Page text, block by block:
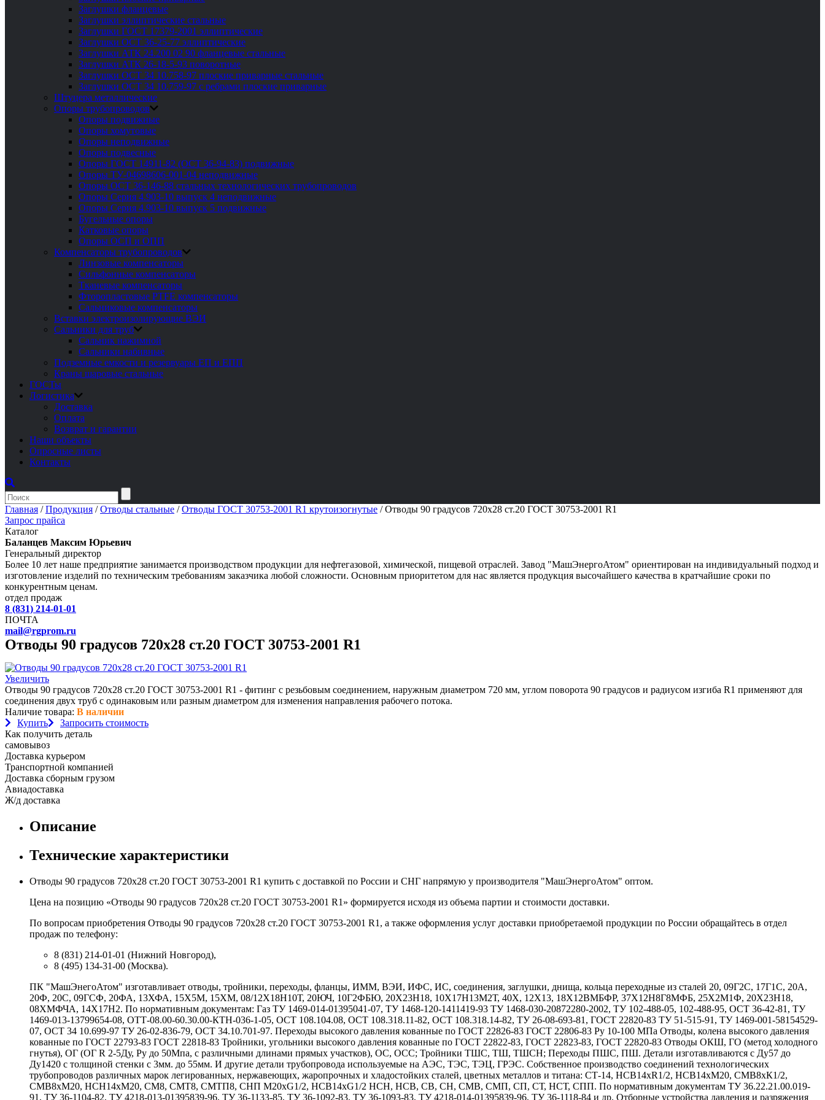
Заглушки фланцевые
Заглушки эллиптические стальные
Заглушки ГОСТ 17379-2001 эллиптические
Заглушки ОСТ 36-25-77 эллиптические
Заглушки АТК 24.200 02 90 фланцевые стальные
Заглушки АТК 26-18-5-93 поворотные
Заглушки ОСТ 34 10.758-97 плоские приварные стальные
Заглушки ОСТ 34 10.759-97 с ребрами плоские приварные
Штуцера металлические
Опоры трубопроводов
Опоры подвижные
Опоры хомутовые
Опоры неподвижные
Опоры подвесные
Опоры ГОСТ 14911-82 (ОСТ 36-94-83) подвижные
Опоры ТУ-04698606-001-04 неподвижные
Опоры ОСТ 36-146-88 стальных технологических трубопроводов
Опоры Серия 4.903-10 выпуск 4 неподвижные
Опоры Серия 4.903-10 выпуск 5 подвижные
Бугельные опоры
Катковые опоры
Опоры ОСП и ОПП
Компенсаторы трубопроводов
Линзовые компенсаторы
Сильфонные компенсаторы
Тканевые компенсаторы
Фторопластовые PTFE компенсаторы
Сальниковые компенсаторы
Вставки электроизолирующие ВЭИ
Сальники для труб
Сальник нажимной
Сальники набивные
Подземные емкости и резервуары ЕП и ЕПП
Краны шаровые стальные
ГОСТы
Логистика
Доставка
Оплата
Возврат и гарантии
Наши объекты
Опросные листы
Контакты
Главная /Продукция /Отводы стальные /Отводы ГОСТ 30753-2001 R1 крутоизогнутые /Отводы 90 градусов 720х28 ст.20 ГОСТ 30753-2001 R1
Запрос прайса
Каталог
Баланцев Максим Юрьевич
Генеральный директор
Более 10 лет наше предприятие занимается производством продукции для нефтегазовой, химической, пищевой отраслей. Завод "МашЭнергоАтом" ориентирован на индивидуальный подход и
изготовление изделий по техническим требованиям заказчика любой сложности. Основным приоритетом для нас является продукция высочайшего качества в кратчайшие сроки по
конкурентным ценам.
отдел продаж
8 (831) 214-01-01
ПОЧТА
mail@rgprom.ru
Отводы 90 градусов 720х28 ст.20 ГОСТ 30753-2001 R1
Увеличить
Отводы 90 градусов 720х28 ст.20 ГОСТ 30753-2001 R1 - фитинг с резьбовым соединением, наружным диаметром 720 мм, углом поворота 90 градусов и радиусом изгиба R1 применяют для
соединения двух труб с одинаковым или разным диаметром для изменения направления рабочего потока.
Наличие товара: В наличии
Купить
Запросить стоимость
Как получить деталь
самовывоз
Доставка курьером
Транспортной компанией
Доставка сборным грузом
Авиадоставка
Ж/д доставка
Описание
Технические характеристики
Отводы 90 градусов 720х28 ст.20 ГОСТ 30753-2001 R1 купить с доставкой по России и СНГ напрямую у производителя "МашЭнергоАтом" оптом.
Цена на позицию «Отводы 90 градусов 720х28 ст.20 ГОСТ 30753-2001 R1» формируется исходя из объема партии и стоимости доставки.
По вопросам приобретения Отводы 90 градусов 720х28 ст.20 ГОСТ 30753-2001 R1, а также оформления услуг доставки приобретаемой продукции по России обращайтесь в отдел
продаж по телефону:
8 (831) 214-01-01 (Нижний Новгород),
8 (495) 134-31-00 (Москва).
ПК "МашЭнегоАтом" изготавливает отводы, тройники, переходы, фланцы, ИММ, ВЭИ, ИФС, ИС, соединения, заглушки, днища, кольца переходные из сталей 20, 09Г2С, 17Г1С, 20А,
20Ф, 20С, 09ГСФ, 20ФА, 13ХФА, 15Х5М, 15ХМ, 08/12Х18Н10Т, 20ЮЧ, 10Г2ФБЮ, 20Х23Н18, 10Х17Н13М2Т, 40Х, 12Х13, 18Х12ВМБФР, 37Х12Н8Г8МФБ, 25Х2М1Ф, 20Х23Н18,
08ХМФЧА, 14Х17Н2. По нормативным документам: Газ ТУ 1469-014-01395041-07, ТУ 1468-120-1411419-93 ТУ 1468-030-20872280-2002, ТУ 102-488-05, 102-488-95, ОСТ 36-42-81, ТУ
1469-013-13799654-08, ОТТ-08.00-60.30.00-КТН-036-1-05, ОСТ 108.104.08, ОСТ 108.318.11-82, ОСТ 108.318.14-82, ТУ 26-08-693-81, ГОСТ 22820-83 ТУ 51-515-91, ТУ 1469-001-58154529-
07, ОСТ 34 10.699-97 ТУ 26-02-836-79, ОСТ 34.10.701-97. Переходы высокого давления кованные по ГОСТ 22826-83 ГОСТ 22806-83 Ру 10-100 МПа Отводы, колена высокого давления
кованные по ГОСТ 22793-83 ГОСТ 22818-83 Тройники, угольники высокого давления кованные по ГОСТ 22822-83, ГОСТ 22823-83, ГОСТ 22820-83 Отводы ОКШ, ГО (метод холодного
гнутья), ОГ (ОГ R 2-5Ду, Ру до 50Мпа, с различными длинами прямых участков), ОС, ОСС; Тройники ТШС, ТШ, ТШСН; Переходы ПШС, ПШ. Детали изготавливаются с Ду57 до
Ду1420 с толщиной стенки с 3мм. до 55мм. И другие детали трубопровода используемые на АЭС, ТЭС, ТЭЦ, ГРЭС. Собственное производство соединений технологических
трубопроводов различных марок легированных, нержавеющих, жаропрочных и хладостойких сталей, цветных металлов и титана: СТ-14, НСВ14хR1/2, НСВ14хМ20, СМВ8хК1/2,
СМВ8хМ20, НСН14хМ20, СМ8, СМТ8, СМТП8, СНП М20хG1/2, НСВ14хG1/2 НСН, НСВ, СВ, СН, СМВ, СМП, СП, СТ, НСТ, СПП. По нормативным документам ТУ 36.22.21.00.019-
91, ТУ 36-1104-82, ТУ 4218-013-01395839-96, ТУ 36-1133-85, ТУ 36-1092-83, ТУ 36-1093-83, ТУ 4218-014-01395839-96, ТУ 36-1118-84 и др. Отборные устройства давления и разряжения